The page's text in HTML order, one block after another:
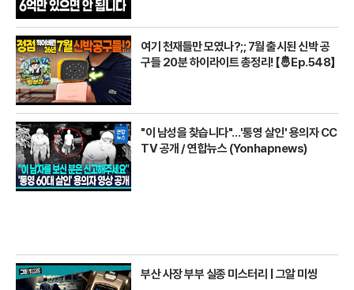
여기 천재들만 모였나?;; 7월 출시된 신박 공
구들 20분 하이라이트 총정리! 【🤴Ep.548】
"이 남성을 찾습니다"…'통영 살인' 용의자 CC
TV 공개 / 연합뉴스 (Yonhapnews)
부산 사장 부부 실종 미스터리 | 그알 미씽